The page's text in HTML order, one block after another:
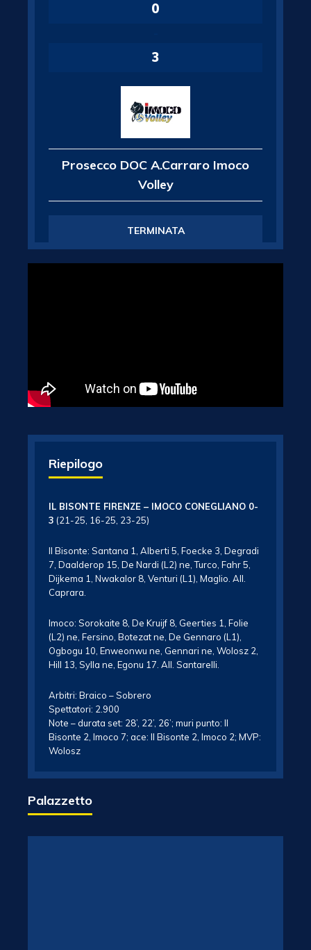
0
3
Prosecco DOC A.Carraro Imoco
Volley
TERMINATA
Riepilogo
IL BISONTE FIRENZE – IMOCO CONEGLIANO 0-
3 (21-25, 16-25, 23-25)
Il Bisonte: Santana 1, Alberti 5, Foecke 3, Degradi
7, Daalderop 15, De Nardi (L2) ne, Turco, Fahr 5,
Dijkema 1, Nwakalor 8, Venturi (L1), Maglio. All.
Caprara.
Imoco: Sorokaite 8, De Kruijf 8, Geerties 1, Folie
(L2) ne, Fersino, Botezat ne, De Gennaro (L1),
Ogbogu 10, Enweonwu ne, Gennari ne, Wolosz 2,
Hill 13, Sylla ne, Egonu 17. All. Santarelli.
Arbitri: Braico – Sobrero
Spettatori: 2.900
Note – durata set: 28’, 22’, 26’; muri punto: Il
Bisonte 2, Imoco 7; ace: Il Bisonte 2, Imoco 2; MVP:
Wolosz
Palazzetto